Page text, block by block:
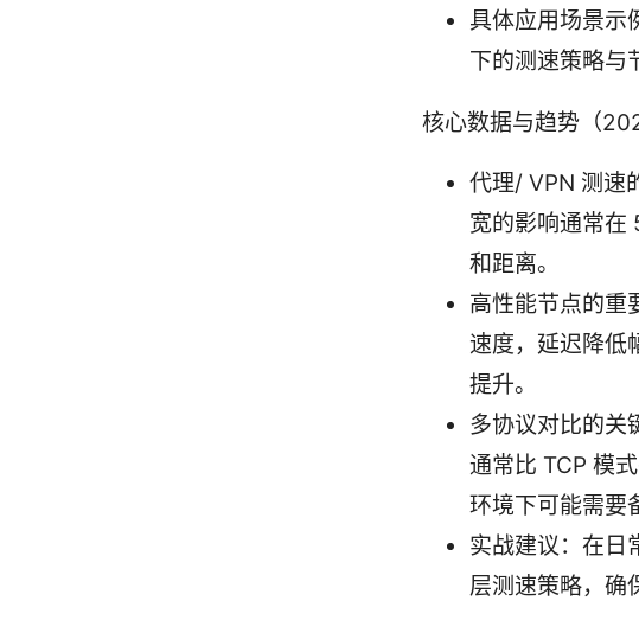
具体应用场景示
下的测速策略与
核心数据与趋势（
代理/ VPN 测速
宽的影响通常在
和距离。
高性能节点的重
速度，延迟降低
提升。
多协议对比的关
通常比 TCP 模
环境下可能需要
实战建议：在日
层测速策略，确